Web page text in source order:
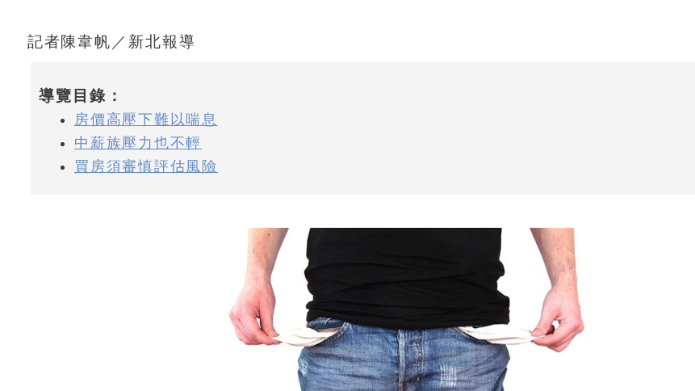
記者陳韋帆／新北報導
導覽目錄：
房價高壓下難以喘息
中薪族壓力也不輕
買房須審慎評估風險